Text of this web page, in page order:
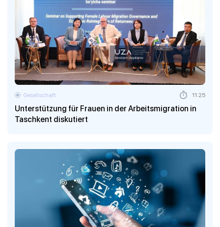
Unterstützung für Frauen in der Arbeitsmigration in
Taschkent diskutiert
Gesellschaft 11:25